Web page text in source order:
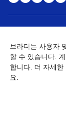
개인정보처리방침
개인정보취급방침
브라더는 사용자
할 수 있습니다.
합니다. 더 자세
요.